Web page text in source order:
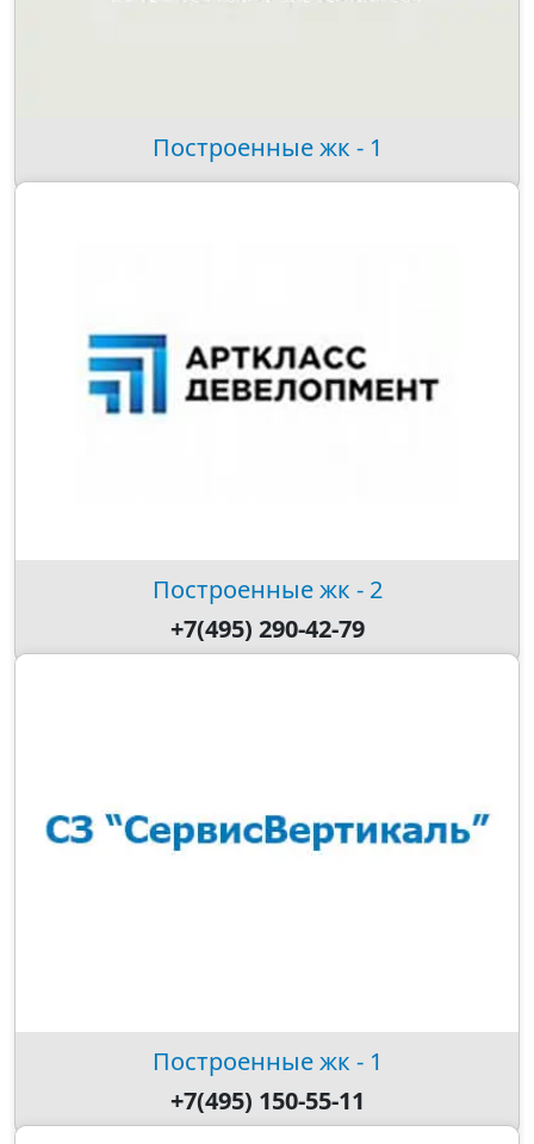
Построенные жк - 1
Построенные жк - 2
+7(495) 290-42-79
Построенные жк - 1
+7(495) 150-55-11